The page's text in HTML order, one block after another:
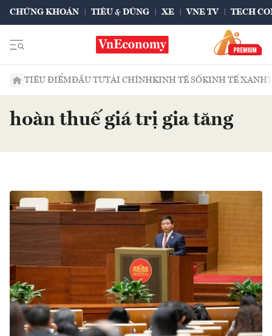
CHỨNG KHOÁN TIÊU & DÙNG XE VNE TV TECH
TIÊU ĐIỂMĐẦU TƯTÀI CHÍNHKINH TẾ SỐKINH TẾ XANH
hoàn thuế giá trị gia tăng